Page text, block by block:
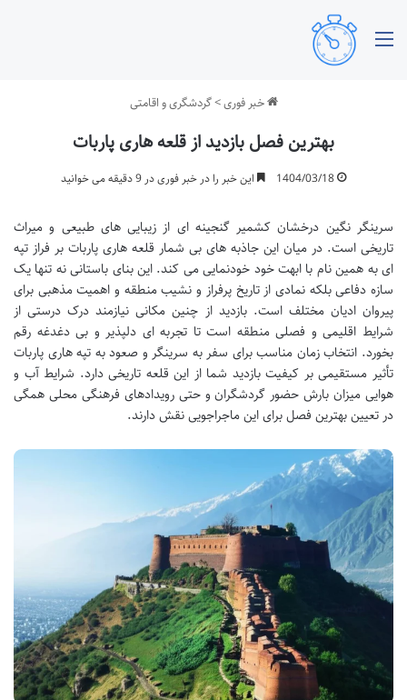
خبر فوری>گردشگری و اقامتی
بهترین فصل بازدید از قلعه هاری پاربات
1404/03/18 این خبر را در خبر فوری در 9 دقیقه می خوانید
سرینگر نگین درخشان کشمیر گنجینه ای از زیبایی های طبیعی و میراث
تاریخی است. در میان این جاذبه های بی شمار قلعه هاری پاربات بر فراز تپه
ای به همین نام با ابهت خود خودنمایی می کند. این بنای باستانی نه تنها یک
سازه دفاعی بلکه نمادی از تاریخ پرفراز و نشیب منطقه و اهمیت مذهبی برای
پیروان ادیان مختلف است. بازدید از چنین مکانی نیازمند درک درستی از
شرایط اقلیمی و فصلی منطقه است تا تجربه ای دلپذیر و بی دغدغه رقم
بخورد. انتخاب زمان مناسب برای سفر به سرینگر و صعود به تپه هاری پاربات
تأثیر مستقیمی بر کیفیت بازدید شما از این قلعه تاریخی دارد. شرایط آب و
هوایی میزان بارش حضور گردشگران و حتی رویدادهای فرهنگی محلی همگی
در تعیین بهترین فصل برای این ماجراجویی نقش دارند.